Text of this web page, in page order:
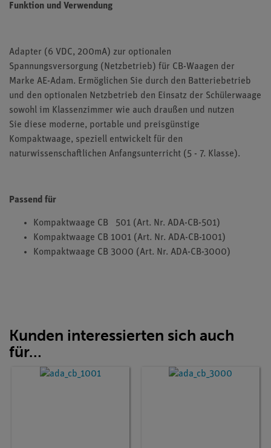
Funktion und Verwendung
Adapter (6 VDC, 200mA) zur optionalen
Spannungsversorgung (Netzbetrieb) für CB-Waagen der
Marke AE-Adam. Ermöglichen Sie durch den Batteriebetrieb
und den optionalen Netzbetrieb den Einsatz der Schülerwaage
sowohl im Klassenzimmer wie auch draußen und nutzen
Sie diese moderne, portable und preisgünstige
Kompaktwaage, speziell entwickelt für den
naturwissenschaftlichen Anfangsunterricht (5 - 7. Klasse).
Passend für
Kompaktwaage CB 501 (Art. Nr. ADA-CB-501)
Kompaktwaage CB 1001 (Art. Nr. ADA-CB-1001)
Kompaktwaage CB 3000 (Art. Nr. ADA-CB-3000)
Kunden interessierten sich auch
für…